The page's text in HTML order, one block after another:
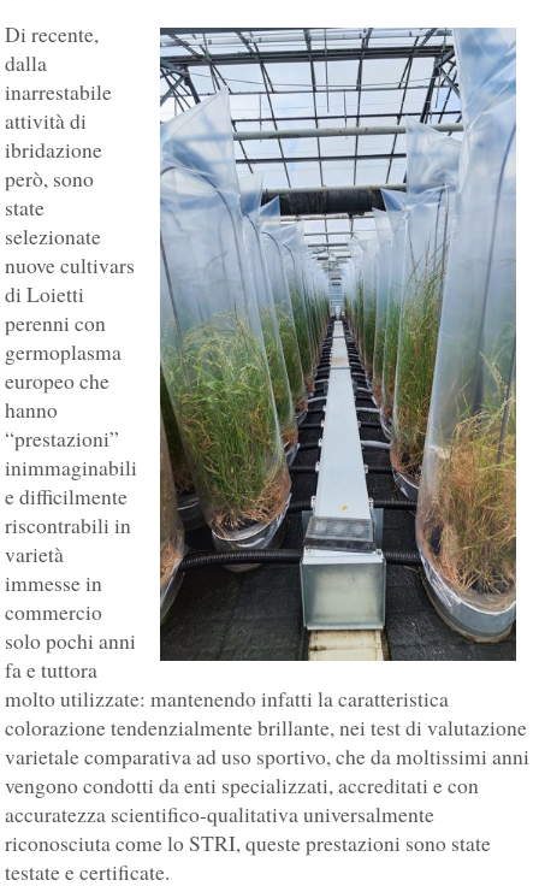
Di recente,
dalla
inarrestabile
attività di
ibridazione
però, sono
state
selezionate
nuove cultivars
di Loietti
perenni con
germoplasma
europeo che
hanno
“prestazioni”
inimmaginabili
e difficilmente
riscontrabili in
varietà
immesse in
commercio
solo pochi anni
fa e tuttora
molto utilizzate: mantenendo infatti la caratteristica
colorazione tendenzialmente brillante, nei test di valutazione
varietale comparativa ad uso sportivo, che da moltissimi anni
vengono condotti da enti specializzati, accreditati e con
accuratezza scientifico-qualitativa universalmente
riconosciuta come lo STRI, queste prestazioni sono state
testate e certificate.